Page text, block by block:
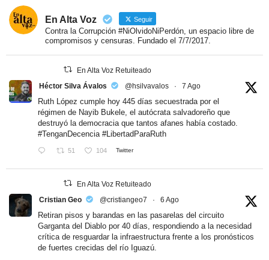
En Alta Voz Seguir
Contra la Corrupción #NiOlvidoNiPerdón, un espacio libre de
compromisos y censuras. Fundado el 7/7/2017.
En Alta Voz Retuiteado
Héctor Silva Ávalos
@hsilvavalos · 7 Ago
Ruth López cumple hoy 445 días secuestrada por el
régimen de Nayib Bukele, el autócrata salvadoreño que
destruyó la democracia que tantos afanes había costado.
#TenganDecencia #LibertadParaRuth
51 104 Twitter
En Alta Voz Retuiteado
Cristian Geo
@cristiangeo7 · 6 Ago
Retiran pisos y barandas en las pasarelas del circuito
Garganta del Diablo por 40 días, respondiendo a la necesidad
crítica de resguardar la infraestructura frente a los pronósticos
de fuertes crecidas del río Iguazú.